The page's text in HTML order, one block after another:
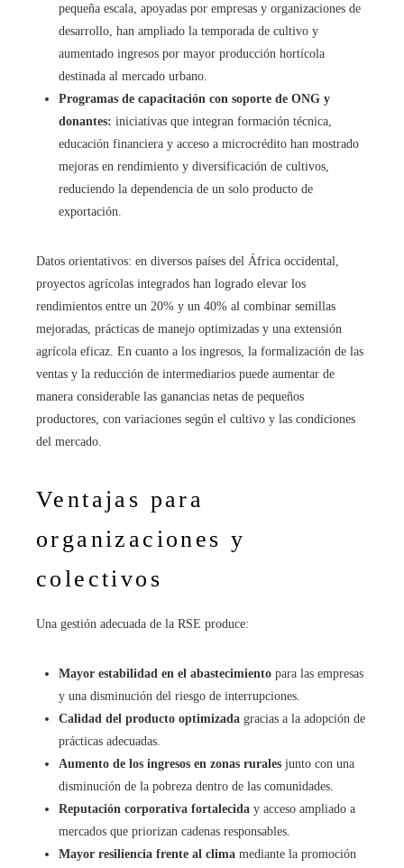
pequeña escala, apoyadas por empresas y organizaciones de
desarrollo, han ampliado la temporada de cultivo y
aumentado ingresos por mayor producción hortícola
destinada al mercado urbano.
Programas de capacitación con soporte de ONG y
donantes: iniciativas que integran formación técnica,
educación financiera y acceso a microcrédito han mostrado
mejoras en rendimiento y diversificación de cultivos,
reduciendo la dependencia de un solo producto de
exportación.
Datos orientativos: en diversos países del África occidental,
proyectos agrícolas integrados han logrado elevar los
rendimientos entre un 20% y un 40% al combinar semillas
mejoradas, prácticas de manejo optimizadas y una extensión
agrícola eficaz. En cuanto a los ingresos, la formalización de las
ventas y la reducción de intermediarios puede aumentar de
manera considerable las ganancias netas de pequeños
productores, con variaciones según el cultivo y las condiciones
del mercado.
Ventajas para
organizaciones y
colectivos
Una gestión adecuada de la RSE produce:
Mayor estabilidad en el abastecimiento para las empresas
y una disminución del riesgo de interrupciones.
Calidad del producto optimizada gracias a la adopción de
prácticas adecuadas.
Aumento de los ingresos en zonas rurales junto con una
disminución de la pobreza dentro de las comunidades.
Reputación corporativa fortalecida y acceso ampliado a
mercados que priorizan cadenas responsables.
Mayor resiliencia frente al clima mediante la promoción